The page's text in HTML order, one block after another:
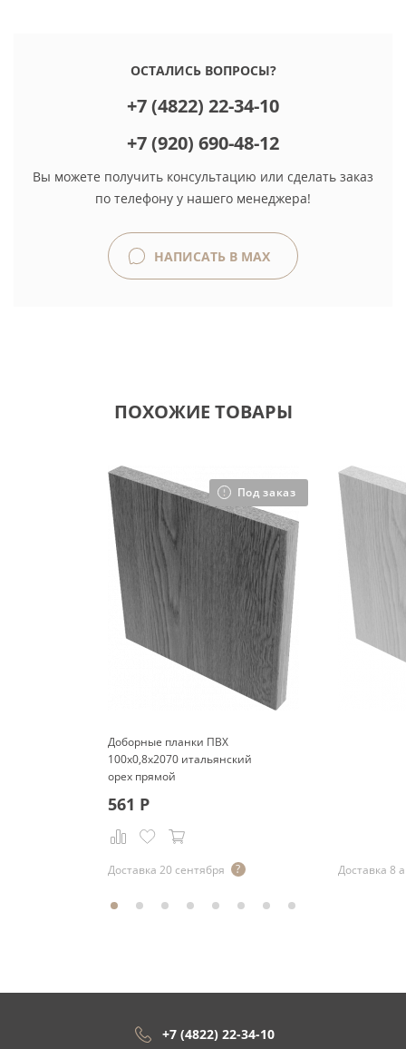
ОСТАЛИСЬ ВОПРОСЫ?
+7 (4822) 22-34-10
+7 (920) 690-48-12
Вы можете получить консультацию или сделать заказ
по телефону у нашего менеджера!
НАПИСАТЬ В MAX
ПОХОЖИЕ ТОВАРЫ
Под заказ
Доборные планки ПВХ
100x0,8x2070 итальянский
орех прямой
561 Р
Доставка 20 сентября Доставка 8
+7 (4822) 22-34-10